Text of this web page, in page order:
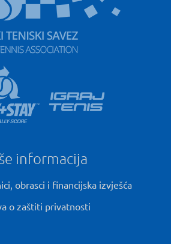
informacija
obrasci i financijska izvješća
o zaštiti privatnosti